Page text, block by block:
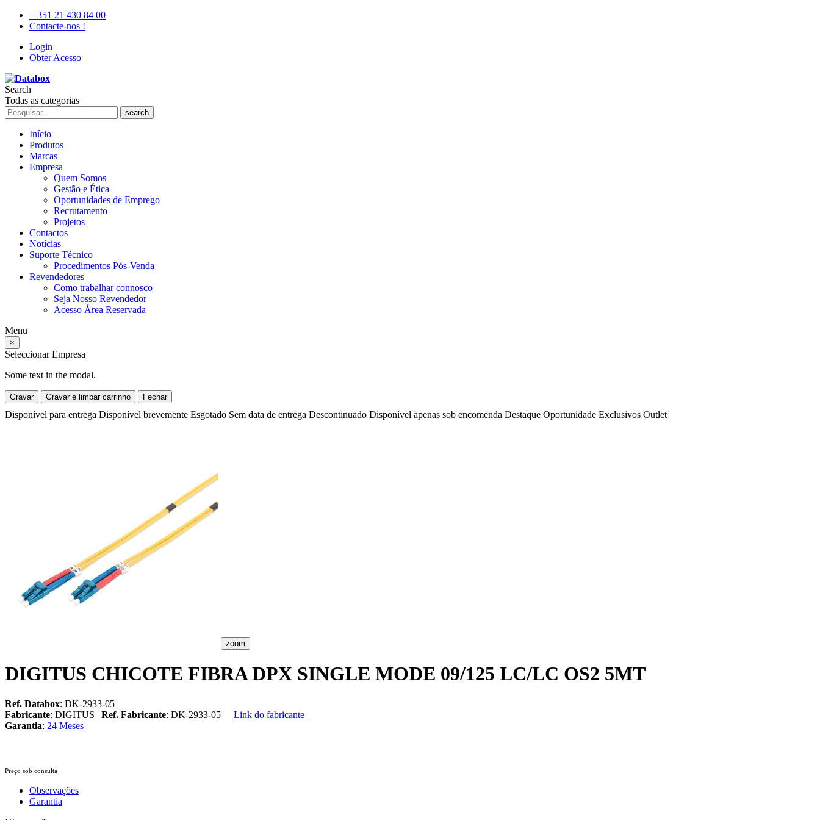
+ 351 21 430 84 00
Contacte-nos !
Login
Obter Acesso
Search
Todas as categorias
search
Início
Produtos
Marcas
Empresa
Quem Somos
Gestão e Ética
Oportunidades de Emprego
Recrutamento
Projetos
Contactos
Notícias
Suporte Técnico
Procedimentos Pós-Venda
Revendedores
Como trabalhar connosco
Seja Nosso Revendedor
Acesso Área Reservada
Menu
×
Seleccionar Empresa
Some text in the modal.
Gravar Gravar e limpar carrinho Fechar
Disponível para entrega Disponível brevemente Esgotado Sem data de entrega Descontinuado Disponível apenas sob encomenda Destaque Oportunidade Exclusivos Outlet
zoom
DIGITUS CHICOTE FIBRA DPX SINGLE MODE 09/125 LC/LC OS2 5MT
Ref. Databox: DK-2933-05
Fabricante: DIGITUS | Ref. Fabricante: DK-2933-05
Link do fabricante
Garantia: 24 Meses
Preço sob consulta
Observações
Garantia